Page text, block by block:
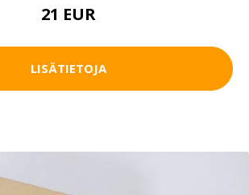
21 EUR
LISÄTIETOJA